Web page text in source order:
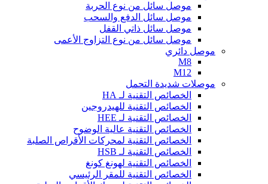
موصل سائل من نوع الحربة
موصل سائل الدفع والسحب
موصل سائل ذاتي القفل
موصل سائل من نوع التزاوج الأعمى
موصل دائري
M8
M12
موصلات شديدة التحمل
الخصائص التقنية لـ HA
الخصائص التقنية للهيدروجين
الخصائص التقنية لـ HEE
الخصائص التقنية عالية الوضوح
الخصائص التقنية لمحركات الأقراص الصلبة
الخصائص التقنية لـ HSB
الخصائص التقنية لهونغ كونغ
الخصائص التقنية للمقر الرئيسي